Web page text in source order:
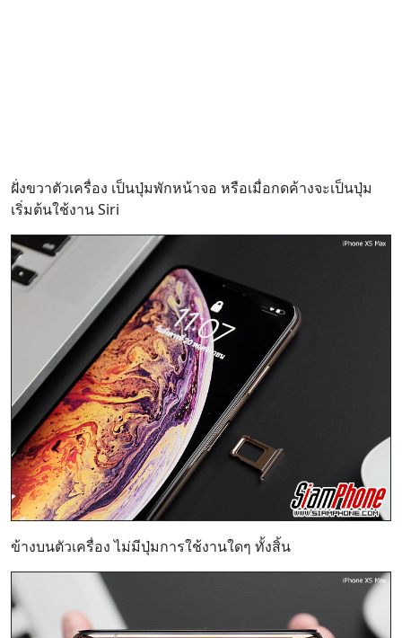
ฝั่งขวาตัวเครื่อง เป็นปุ่มพักหน้าจอ หรือเมื่อกดค้างจะเป็นปุ่ม
เริ่มต้นใช้งาน Siri
ข้างบนตัวเครื่อง ไม่มีปุ่มการใช้งานใดๆ ทั้งสิ้น